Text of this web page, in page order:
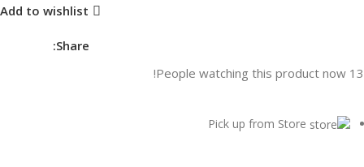
Add to wishlist
Share:
13
People watching this product now!
Pick up from Store